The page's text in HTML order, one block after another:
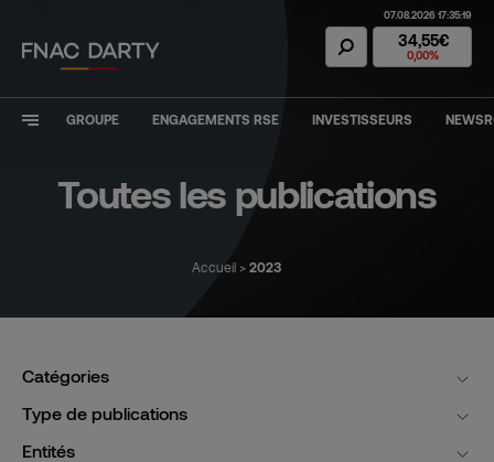
Action Fnac
07.08.2026 17:35:19
34,55€
0,00%
GROUPE ENGAGEMENTS RSE INVESTISSEURS
Toutes les publications
Accueil> 2023
Catégories
Type de publications
Entités